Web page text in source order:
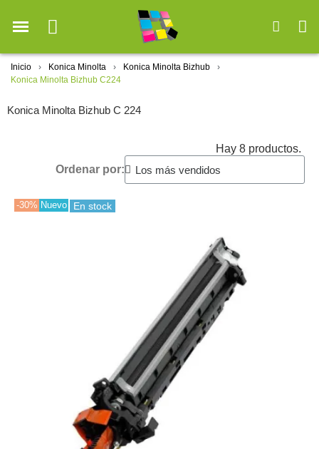
Inicio Konica Minolta
Konica Minolta Bizhub
Konica Minolta Bizhub C224
Konica Minolta Bizhub C 224
Hay 8 productos.
Ordenar por:
-30% Nuevo En stock